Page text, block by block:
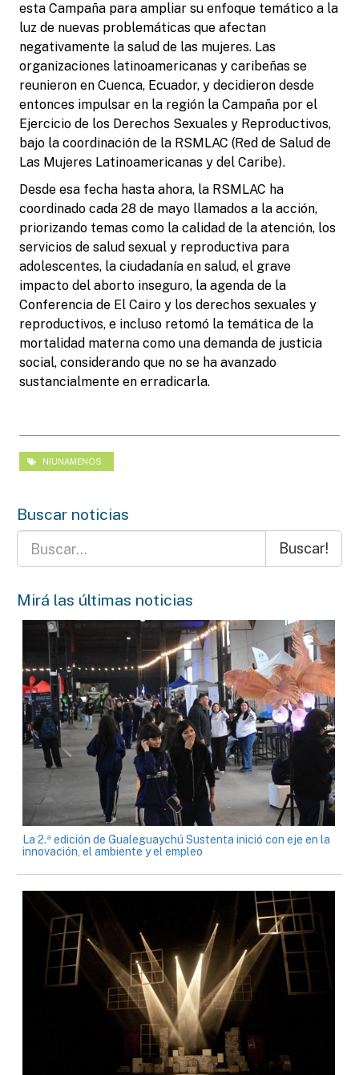
esta Campaña para ampliar su enfoque temático a la
luz de nuevas problemáticas que afectan
negativamente la salud de las mujeres. Las
organizaciones latinoamericanas y caribeñas se
reunieron en Cuenca, Ecuador, y decidieron desde
entonces impulsar en la región la Campaña por el
Ejercicio de los Derechos Sexuales y Reproductivos,
bajo la coordinación de la RSMLAC (Red de Salud de
Las Mujeres Latinoamericanas y del Caribe).
Desde esa fecha hasta ahora, la RSMLAC ha
coordinado cada 28 de mayo llamados a la acción,
priorizando temas como la calidad de la atención, los
servicios de salud sexual y reproductiva para
adolescentes, la ciudadanía en salud, el grave
impacto del aborto inseguro, la agenda de la
Conferencia de El Cairo y los derechos sexuales y
reproductivos, e incluso retomó la temática de la
mortalidad materna como una demanda de justicia
social, considerando que no se ha avanzado
sustancialmente en erradicarla.
NIUNAMENOS
Buscar noticias
Buscar!
Mirá las últimas noticias
La 2.ª edición de Gualeguaychú Sustenta inició con eje en la
innovación, el ambiente y el empleo